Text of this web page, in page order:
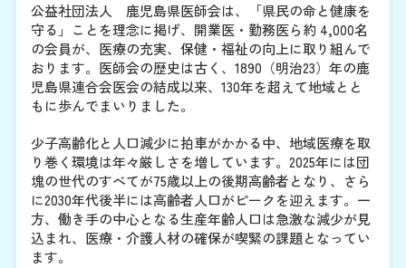
公益社団法人 鹿児島県医師会は、「県民の命と健康を
守る」ことを理念に掲げ、開業医・勤務医ら約 4,000名
の会員が、医療の充実、保健・福祉の向上に取り組んで
おります。医師会の歴史は古く、1890（明治23）年の鹿
児島県連合会医会の結成以来、130年を超えて地域とと
もに歩んでまいりました。
少子高齢化と人口減少に拍車がかかる中、地域医療を取
り巻く環境は年々厳しさを増しています。2025年には団
塊の世代のすべてが75歳以上の後期高齢者となり、さら
に2030年代後半には高齢者人口がピークを迎えます。一
方、働き手の中心となる生産年齢人口は急激な減少が見
込まれ、医療・介護人材の確保が喫緊の課題となってい
ます。